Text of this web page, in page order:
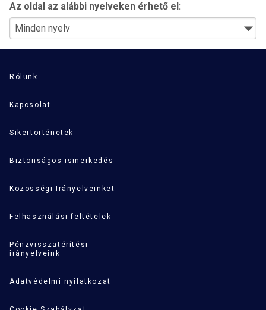
Az oldal az alábbi nyelveken érhető el:
Rólunk
Kapcsolat
Sikertörténetek
Biztonságos ismerkedés
Közösségi Irányelveinket
Felhasználási feltételek
Pénzvisszatérítési
irányelveink
Adatvédelmi nyilatkozat